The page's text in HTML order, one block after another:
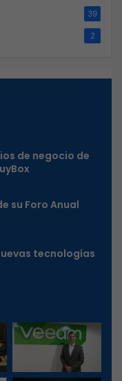
39
2
de negocio de
su Foro Anual
tecnologías